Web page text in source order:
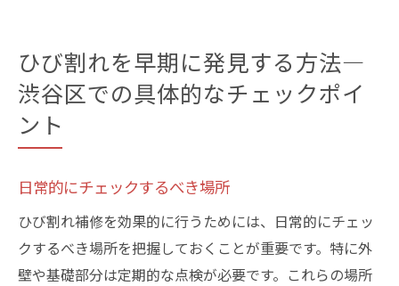
ひび割れを早期に発見する方法—
渋谷区での具体的なチェックポイ
ント
日常的にチェックするべき場所
ひび割れ補修を効果的に行うためには、日常的にチェッ
クするべき場所を把握しておくことが重要です。特に外
壁や基礎部分は定期的な点検が必要です。これらの場所